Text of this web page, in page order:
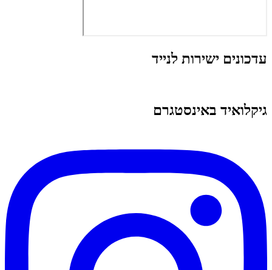
עדכונים ישירות לנייד
גיקלואיד באינסטגרם